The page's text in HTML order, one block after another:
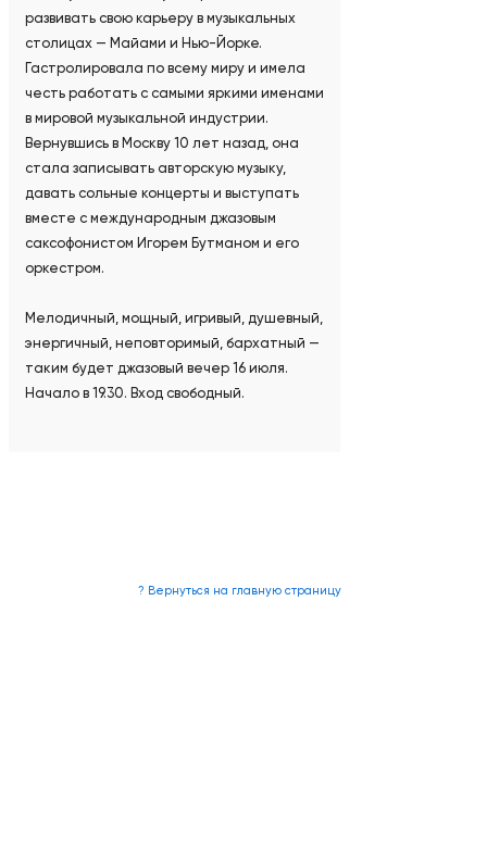
развивать свою карьеру в музыкальных
столицах — Майами и Нью-Йорке.
Гастролировала по всему миру и имела
честь работать с самыми яркими именами
в мировой музыкальной индустрии.
Вернувшись в Москву 10 лет назад, она
стала записывать авторскую музыку,
давать сольные концерты и выступать
вместе с международным джазовым
саксофонистом Игорем Бутманом и его
оркестром.
Мелодичный, мощный, игривый, душевный,
энергичный, неповторимый, бархатный —
таким будет джазовый вечер 16 июля.
Начало в 19.30. Вход свободный.
? Вернуться на главную страницу